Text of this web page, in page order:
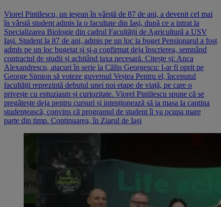
Viorel Pintilescu, un ieșean în vârstă de 87 de ani, a devenit cel mai
în vârstă student admis la o facultate din Iași, după ce a intrat la
Specializarea Biologie din cadrul Facultății de Agricultură a USV
Iași. Student la 87 de ani, admis pe un loc la buget Pensionarul a fost
admis pe un loc bugetat și și-a confirmat deja înscrierea, semnând
contractul de studii și achitând taxa necesară. Citește și: Anca
Alexandrescu, atacuri în serie la Călin Georgescu: l-ar fi oprit pe
George Simion să voteze guvernul Veștea Pentru el, începutul
facultății reprezintă debutul unei noi etape de viață, pe care o
privește cu entuziasm și curiozitate. Viorel Pintilescu spune că se
pregătește deja pentru cursuri și intenționează să ia masa la cantina
studențească, convins că programul de student îi va ocupa mare
parte din timp. Continuarea, în Ziarul de Iași